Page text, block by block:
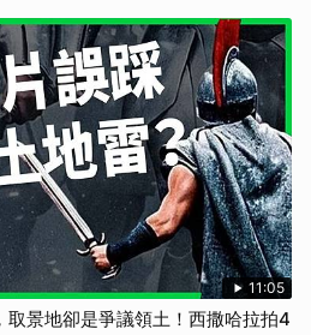
11:05
景地卻是爭議領土！西撒哈拉拍4